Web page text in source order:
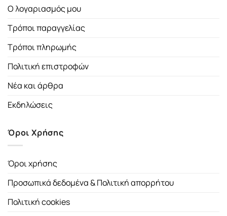
Ο λογαριασμός μου
Τρόποι παραγγελίας
Τρόποι πληρωμής
Πολιτική επιστροφών
Νέα και άρθρα
Εκδηλώσεις
Όροι Χρήσης
Όροι χρήσης
Προσωπικά δεδομένα & Πολιτική απορρήτου
Πολιτική cookies